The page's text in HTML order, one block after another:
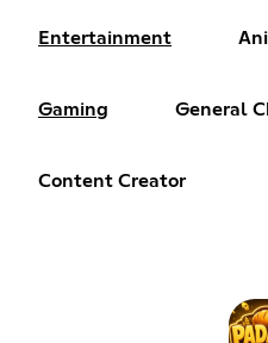
Entertainment
Gaming General
Content Creator